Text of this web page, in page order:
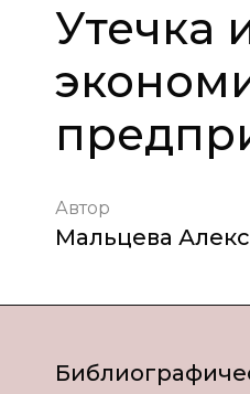
Утечка
Автор
Мальцева